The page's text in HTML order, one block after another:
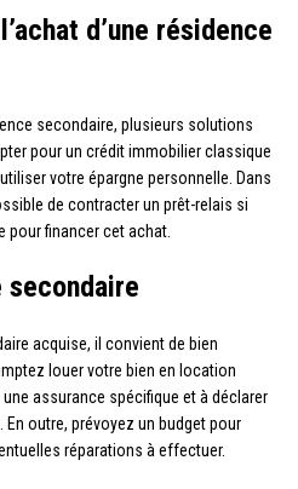
d’une résidence
secondaire, plusieurs solutions
pour un crédit immobilier classique
votre épargne personnelle. Dans
de contracter un prêt-relais si
pour financer cet achat.
secondaire
acquise, il convient de bien
louer votre bien en location
assurance spécifique et à déclarer
outre, prévoyez un budget pour
réparations à effectuer.